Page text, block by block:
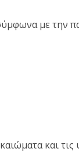
με
και τις